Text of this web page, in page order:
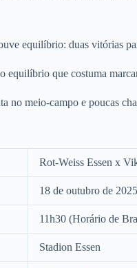
equilíbrio: duas vitórias
que costuma
no meio-campo e poucas
Rot-Weiss Essen x
18 de outubro de 2025
11h30 (Horário de
Stadion Essen